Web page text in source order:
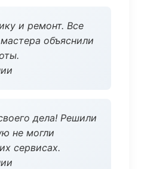
и ремонт. Все
объяснили
дела! Решили
не могли
сервисах.